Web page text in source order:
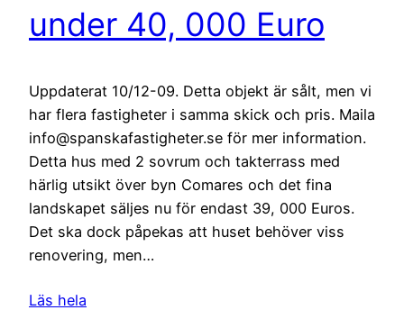
under 40, 000 Euro
Uppdaterat 10/12-09. Detta objekt är sålt, men vi
har flera fastigheter i samma skick och pris. Maila
info@spanskafastigheter.se för mer information.
Detta hus med 2 sovrum och takterrass med
härlig utsikt över byn Comares och det fina
landskapet säljes nu för endast 39, 000 Euros.
Det ska dock påpekas att huset behöver viss
renovering, men…
Läs hela